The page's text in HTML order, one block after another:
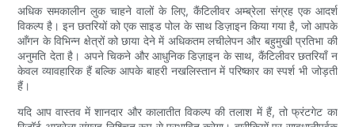
अधिक समकालीन लुक चाहने वालों के लिए, कैंटिलीवर अम्ब्रेला संग्रह एक आदर्श
विकल्प है। इन छतरियों को एक साइड पोल के साथ डिज़ाइन किया गया है, जो आपके
आँगन के विभिन्न क्षेत्रों को छाया देने में अधिकतम लचीलेपन और बहुमुखी प्रतिभा की
अनुमति देता है। अपने चिकने और आधुनिक डिज़ाइन के साथ, कैंटिलीवर छतरियाँ न
केवल व्यावहारिक हैं बल्कि आपके बाहरी नखलिस्तान में परिष्कार का स्पर्श भी जोड़ती
हैं।
यदि आप वास्तव में शानदार और कालातीत विकल्प की तलाश में हैं, तो फ्रंटगेट का